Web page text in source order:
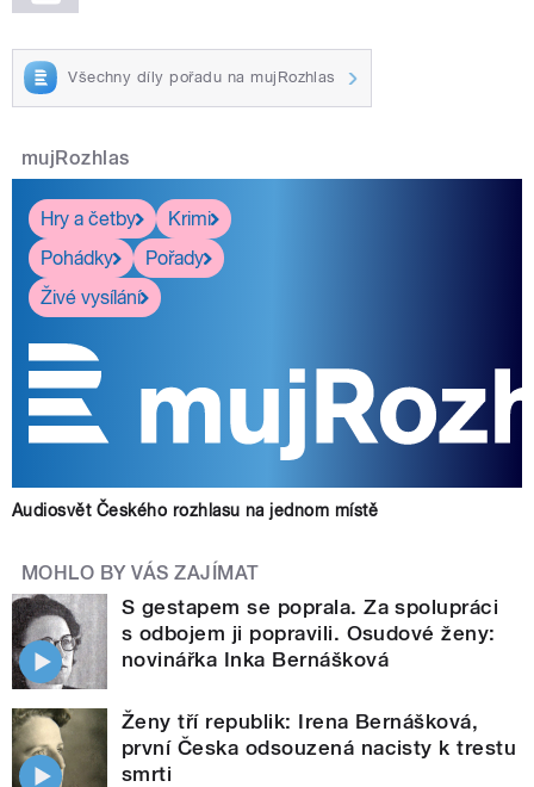
Všechny díly pořadu na mujRozhlas
mujRozhlas
Hry a četby
Krimi
Pohádky
Pořady
Živé vysílání
Audiosvět Českého rozhlasu na jednom místě
MOHLO BY VÁS ZAJÍMAT
S gestapem se poprala. Za spolupráci
s odbojem ji popravili. Osudové ženy:
novinářka Inka Bernášková
Ženy tří republik: Irena Bernášková,
první Česka odsouzená nacisty k trestu
smrti